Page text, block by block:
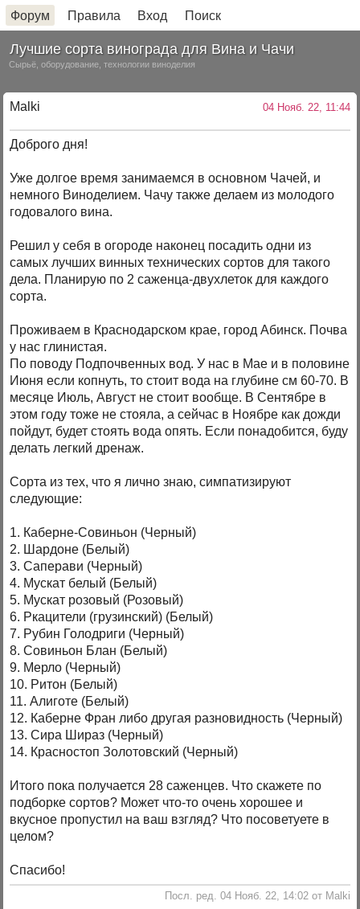
Форум Правила Вход Поиск
Лучшие сорта винограда для Вина и Чачи
Сырьё, оборудование, технологии виноделия
Malki 04 Нояб. 22, 11:44
Доброго дня!
Уже долгое время занимаемся в основном Чачей, и
немного Виноделием. Чачу также делаем из молодого
годовалого вина.
Решил у себя в огороде наконец посадить одни из
самых лучших винных технических сортов для такого
дела. Планирую по 2 саженца-двухлеток для каждого
сорта.
Проживаем в Краснодарском крае, город Абинск. Почва
у нас глинистая.
По поводу Подпочвенных вод. У нас в Мае и в половине
Июня если копнуть, то стоит вода на глубине см 60-70. В
месяце Июль, Август не стоит вообще. В Сентябре в
этом году тоже не стояла, а сейчас в Ноябре как дожди
пойдут, будет стоять вода опять. Если понадобится, буду
делать легкий дренаж.
Сорта из тех, что я лично знаю, симпатизируют
следующие:
1. Каберне-Совиньон (Черный)
2. Шардоне (Белый)
3. Саперави (Черный)
4. Мускат белый (Белый)
5. Мускат розовый (Розовый)
6. Ркацители (грузинский) (Белый)
7. Рубин Голодриги (Черный)
8. Совиньон Блан (Белый)
9. Мерло (Черный)
10. Ритон (Белый)
11. Алиготе (Белый)
12. Каберне Фран либо другая разновидность (Черный)
13. Сира Шираз (Черный)
14. Красностоп Золотовский (Черный)
Итого пока получается 28 саженцев. Что скажете по
подборке сортов? Может что-то очень хорошее и
вкусное пропустил на ваш взгляд? Что посоветуете в
целом?
Спасибо!
Посл. ред. 04 Нояб. 22, 14:02 от Malki